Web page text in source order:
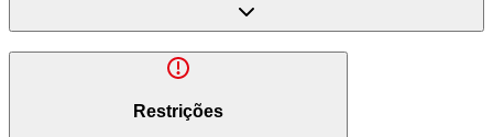
Restrições